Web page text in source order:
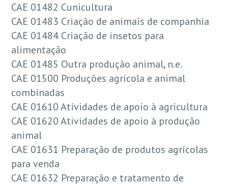
CAE 01482 Cunicultura
CAE 01483 Criação de animais de companhia
CAE 01484 Criação de insetos para
alimentação
CAE 01485 Outra produção animal, n.e.
CAE 01500 Produções agrícola e animal
combinadas
CAE 01610 Atividades de apoio à agricultura
CAE 01620 Atividades de apoio à produção
animal
CAE 01631 Preparação de produtos agrícolas
para venda
CAE 01632 Preparação e tratamento de